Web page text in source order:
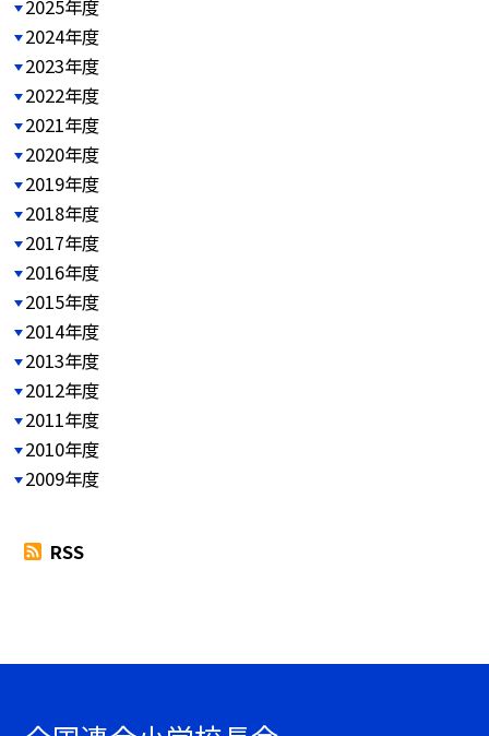
2025年度
2024年度
2023年度
2022年度
2021年度
2020年度
2019年度
2018年度
2017年度
2016年度
2015年度
2014年度
2013年度
2012年度
2011年度
2010年度
2009年度
RSS